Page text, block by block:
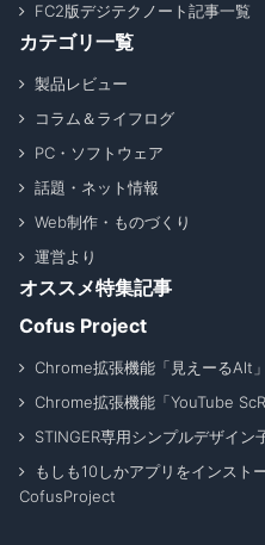
FC2版デジテクノート記事一覧
カテゴリ一覧
製品レビュー
コラム＆ライフログ
PC・ソフトウェア
話題・ネット情報
Web制作・ものづくり
運営より
オススメ特集記事
Cofus Project
Chrome拡張機能「見えーるAlt
Chrome拡張機能「YouTube
STINGER専用シンプルデザイン
もしも10しかアプリをインスト
CofusProject